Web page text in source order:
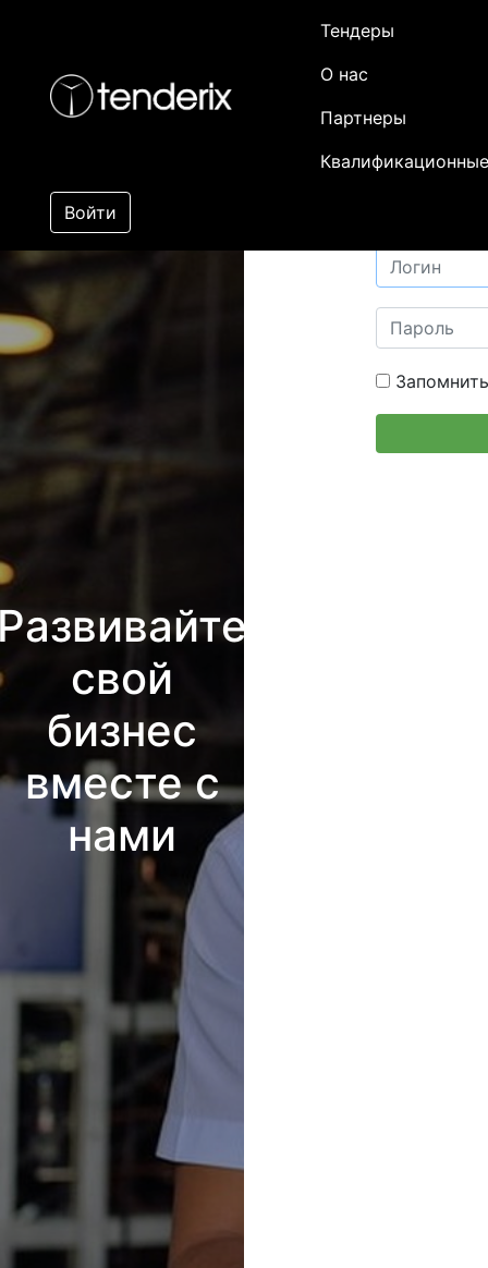
Тендеры
О нас
Партнеры
Войти
свой
бизнес
вместе с
нами